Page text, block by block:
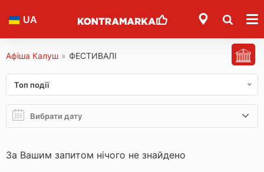
UA
Афіша Калуш » ФЕСТИВАЛІ
Топ події
За Вашим запитом нічого не знайдено